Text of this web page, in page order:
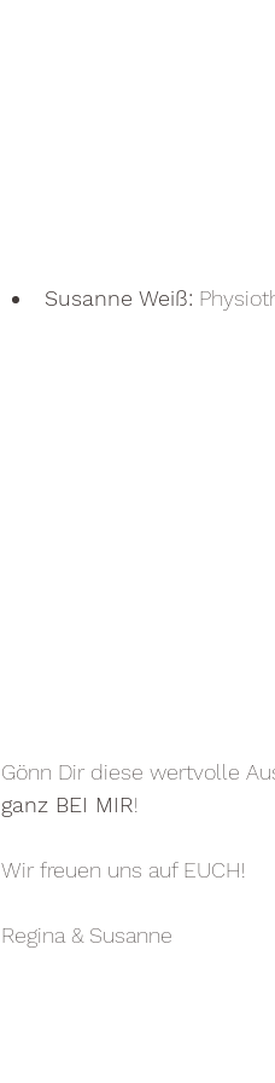
Susanne Weiß:
Gönn Dir diese wertvolle
ganz BEI MIR!
Wir freuen uns auf EUCH!
Regina & Susanne